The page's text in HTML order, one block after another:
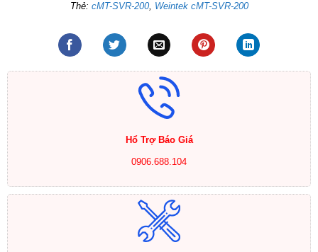
Thẻ: cMT-SVR-200, Weintek cMT-SVR-200
Hổ Trợ Báo Giá
0906.688.104